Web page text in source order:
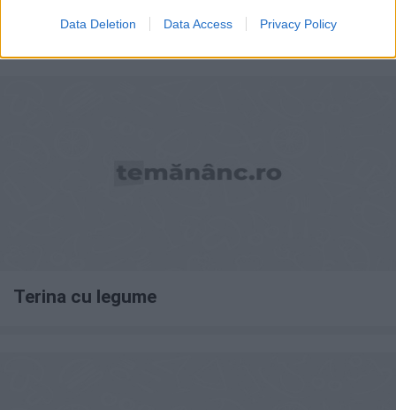
Data Deletion Data Access Privacy Policy
Trigoane cu branza
Terina cu legume